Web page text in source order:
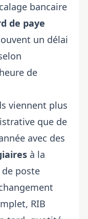
bancaire
de paye
un délai
de
viennent plus
que de
avec des
à la
poste
RIB